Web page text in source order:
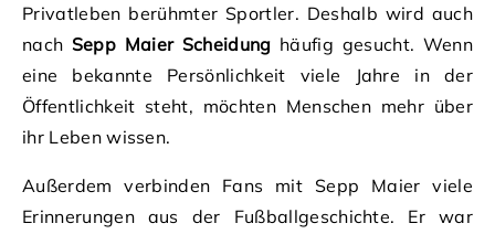
Privatleben berühmter Sportler. Deshalb wird auch
nach Sepp Maier Scheidung häufig gesucht. Wenn
eine bekannte Persönlichkeit viele Jahre in der
Öffentlichkeit steht, möchten Menschen mehr über
ihr Leben wissen.
Außerdem verbinden Fans mit Sepp Maier viele
Erinnerungen aus der Fußballgeschichte. Er war